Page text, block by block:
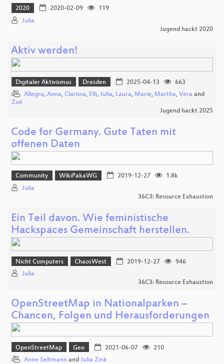
2020 2020-02-09
119
Julia
Jugend hackt 2020
Aktiv werden!
Digitaler Aktivismus Dresden 2025-04-13
663
Allegra, Anna, Clarissa, Elli, Julia, Laura, Marie, Martha, Vera and
Zoé
Jugend hackt 2025
Code for Germany. Gute Taten mit
offenen Daten
Community WikiPakaWG 2019-12-27
1.8k
Julia
36C3: Resource Exhaustion
Ein Teil davon. Wie feministische
Hackspaces Gemeinschaft herstellen.
Nicht Computers ChaosWest 2019-12-27
946
Julia
36C3: Resource Exhaustion
OpenStreetMap in Nationalparken –
Chancen, Folgen und Herausforderungen
OpenStreetMap Geo 2021-06-07
210
Anne Seltmann and Julia Zink